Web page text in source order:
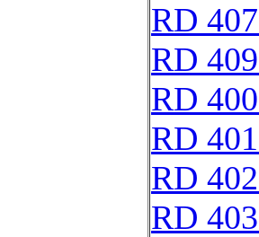
RD
RD
RD
RD
RD
RD